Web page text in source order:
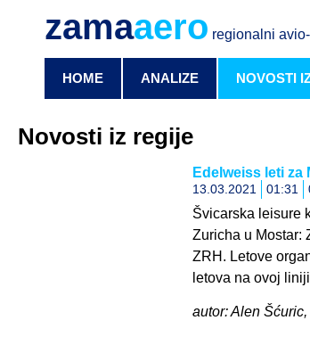
zamaaero regionalni avio-
HOME ANALIZE NOVOSTI
Novosti iz regije
Edelweiss leti za
13.03.2021 01:31
Švicarska leisure
Zuricha u Mostar:
ZRH. Letove
letova na ovoj
autor: Alen